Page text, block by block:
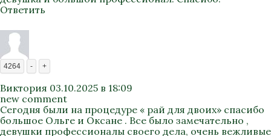
Ответить
4264 - +
Виктория 03.10.2025 в 18:09
new comment
Сегодня были на процедуре « рай для двоих» спасибо
большое Ольге и Оксане . Все было замечательно ,
девушки профессионалы своего дела, очень вежливые